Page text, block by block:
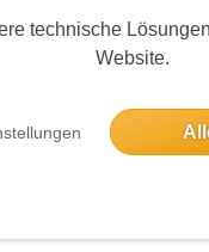
technische
Website.